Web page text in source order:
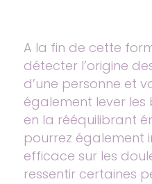
A la fin de cette
détecter l’origine
d’une personne et
également lever
en la rééquilibrant
pourrez également
efficace sur les
ressentir certaines